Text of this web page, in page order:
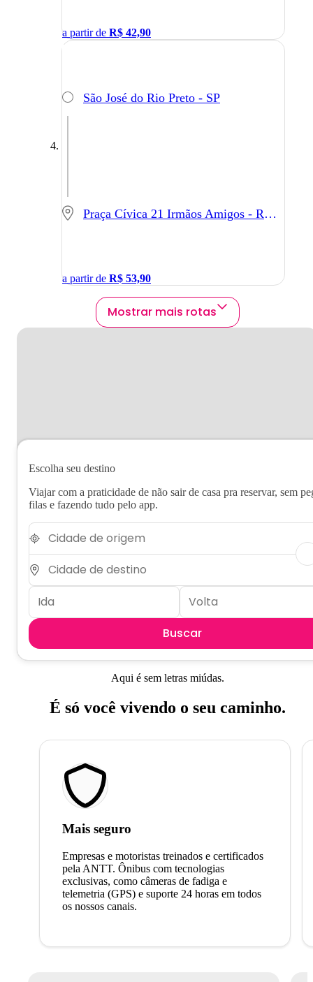
a partir de R$ 42,90
São José do Rio Preto - SP
Praça Cívica 21 Irmãos Amigos - Rio Claro - SP
a partir de R$ 53,90
Mostrar mais rotas
Escolha seu destino
Viajar com a praticidade de não sair de casa pra reservar, sem
filas e fazendo tudo pelo app.
Buscar
Aqui é sem letras miúdas.
É só você vivendo o seu caminho.
Mais seguro
Empresas e motoristas treinados e certificados
pela ANTT. Ônibus com tecnologias
exclusivas, como câmeras de fadiga e
telemetria (GPS) e suporte 24 horas em todos
os nossos canais.